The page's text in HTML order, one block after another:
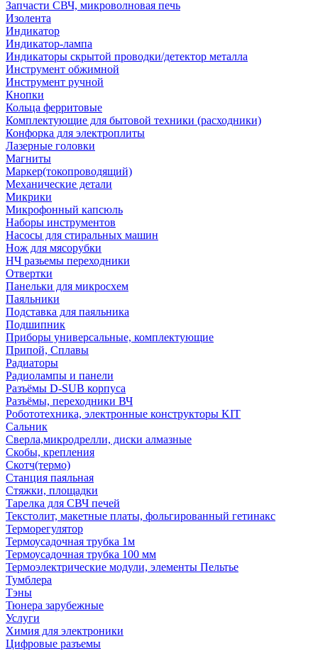
Запчасти СВЧ, микроволновая печь
Изолента
Индикатор
Индикатор-лампа
Индикаторы скрытой проводки/детектор металла
Инструмент обжимной
Инструмент ручной
Кнопки
Кольца ферритовые
Комплектующие для бытовой техники (расходники)
Конфорка для электроплиты
Лазерные головки
Магниты
Маркер(токопроводящий)
Механические детали
Микрики
Микрофонный капсюль
Наборы инструментов
Насосы для стиральных машин
Нож для мясорубки
НЧ разьемы переходники
Отвертки
Панельки для микросхем
Паяльники
Подставка для паяльника
Подшипник
Приборы универсальные, комплектующие
Припой, Сплавы
Радиаторы
Радиолампы и панели
Разъёмы D-SUB корпуса
Разъёмы, переходники ВЧ
Робототехника, электронные конструкторы KIT
Сальник
Сверла,микродрелли, диски алмазные
Скобы, крепления
Скотч(термо)
Станция паяльная
Стяжки, площадки
Тарелка для СВЧ печей
Текстолит, макетные платы, фольгированный гетинакс
Терморегулятор
Термоусадочная трубка 1м
Термоусадочная трубка 100 мм
Термоэлектрические модули, элементы Пельтье
Тумблера
Тэны
Тюнера зарубежные
Услуги
Химия для электроники
Цифровые разъемы